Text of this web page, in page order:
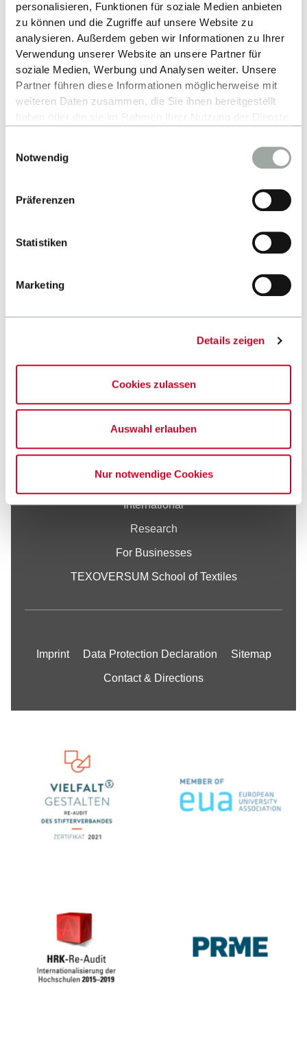
personalisieren, Funktionen für soziale Medien anbieten
zu können und die Zugriffe auf unsere Website zu
analysieren. Außerdem geben wir Informationen zu Ihrer
Verwendung unserer Website an unsere Partner für
soziale Medien, Werbung und Analysen weiter. Unsere
Partner führen diese Informationen möglicherweise mit
weiteren Daten zusammen, die Sie ihnen bereitgestellt
Alles zum Thema Cookies und personenbezogene
Datenverarbeitung entnehmen Sie unserer
Notwendig
Präferenzen
Statistiken
Marketing
Details zeigen
Cookies zulassen
Auswahl erlauben
Nur notwendige Cookies
72762 Reutlingen
Google Maps
Contact
School of Textiles
Studies
International
Research
For Businesses
TEXOVERSUM School of Textiles
Imprint Data Protection Declaration Sitemap
Contact & Directions